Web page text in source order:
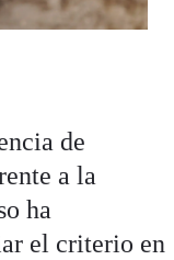
de
a la
ha
el criterio en